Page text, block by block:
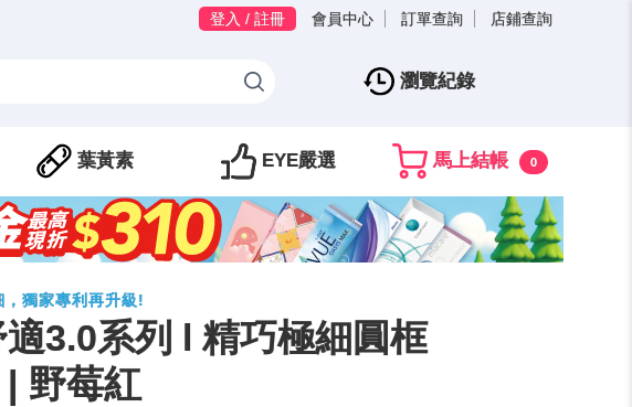
登入 / 註冊 會員中心 訂單查詢 店鋪查詢
瀏覽紀錄
葉黃素 EYE嚴選 馬上結帳 0
，獨家專利再升級!
適3.0系列 l 精巧極細圓框
| 野莓紅